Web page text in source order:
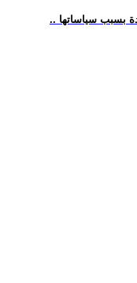
بسبب سياساتها